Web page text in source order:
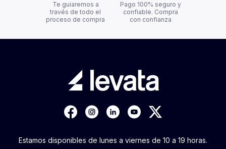
Te guiaremos a
través de todo el
proceso de compra
Pago 100% seguro y
confiable. Compra
con confianza
Estamos disponibles de lunes a viernes de 10 a 19 horas.